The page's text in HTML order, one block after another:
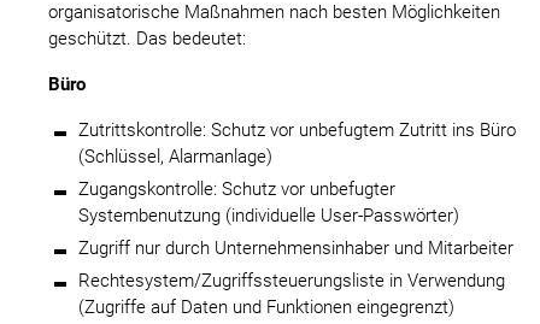
organisatorische Maßnahmen nach besten Möglichkeiten
geschützt. Das bedeutet:
Büro
Zutrittskontrolle: Schutz vor unbefugtem Zutritt ins Büro
(Schlüssel, Alarmanlage)
Zugangskontrolle: Schutz vor unbefugter
Systembenutzung (individuelle User-Passwörter)
Zugriff nur durch Unternehmensinhaber und Mitarbeiter
Rechtesystem/Zugriffssteuerungsliste in Verwendung
(Zugriffe auf Daten und Funktionen eingegrenzt)